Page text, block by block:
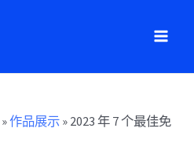
»作品展示 » 2023 年 7 个最佳免